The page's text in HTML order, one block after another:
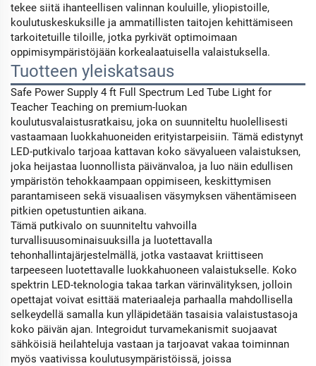
tekee siitä ihanteellisen valinnan kouluille, yliopistoille,
koulutuskeskuksille ja ammatillisten taitojen kehittämiseen
tarkoitetuille tiloille, jotka pyrkivät optimoimaan
oppimisympäristöjään korkealaatuisella valaistuksella.
Tuotteen yleiskatsaus
Safe Power Supply 4 ft Full Spectrum Led Tube Light for
Teacher Teaching on premium-luokan
koulutusvalaistusratkaisu, joka on suunniteltu huolellisesti
vastaamaan luokkahuoneiden erityistarpeisiin. Tämä edistynyt
LED-putkivalo tarjoaa kattavan koko sävyalueen valaistuksen,
joka heijastaa luonnollista päivänvaloa, ja luo näin edullisen
ympäristön tehokkaampaan oppimiseen, keskittymisen
parantamiseen sekä visuaalisen väsymyksen vähentämiseen
pitkien opetustuntien aikana.
Tämä putkivalo on suunniteltu vahvoilla
turvallisuusominaisuuksilla ja luotettavalla
tehonhallintajärjestelmällä, jotka vastaavat kriittiseen
tarpeeseen luotettavalle luokkahuoneen valaistukselle. Koko
spektrin LED-teknologia takaa tarkan värinvälityksen, jolloin
opettajat voivat esittää materiaaleja parhaalla mahdollisella
selkeydellä samalla kun ylläpidetään tasaisia valaistustasoja
koko päivän ajan. Integroidut turvamekanismit suojaavat
sähköisiä heilahteluja vastaan ja tarjoavat vakaa toiminnan
myös vaativissa koulutusympäristöissä, joissa